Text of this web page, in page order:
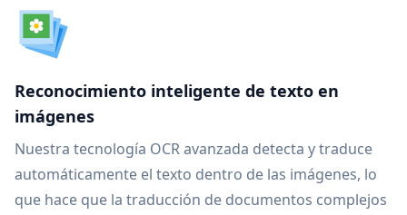
Reconocimiento inteligente de texto en
imágenes
Nuestra tecnología OCR avanzada detecta y traduce
automáticamente el texto dentro de las imágenes, lo
que hace que la traducción de documentos complejos